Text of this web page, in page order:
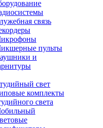
связь
пульты
и
свет
комплекты
света